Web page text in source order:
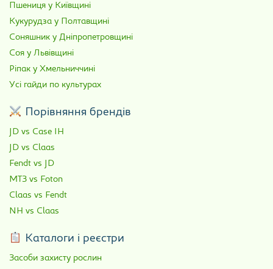
Пшениця у Київщині
Кукурудза у Полтавщині
Соняшник у Дніпропетровщині
Соя у Львівщині
Ріпак у Хмельниччині
Усі гайди по культурах
Порівняння брендів
JD vs Case IH
JD vs Claas
Fendt vs JD
МТЗ vs Foton
Claas vs Fendt
NH vs Claas
Каталоги і реєстри
Засоби захисту рослин